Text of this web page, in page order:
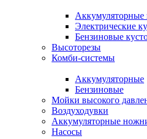
Аккумуляторные
Электрические
Бензиновые
Высоторезы
Комби-системы
Аккумуляторные
Бензиновые
Мойки высокого
Воздуходувки
Аккумуляторные
Насосы